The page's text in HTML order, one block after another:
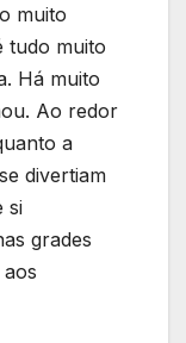
muito
tudo muito
Há muito
Ao redor
a
divertiam
si
grades